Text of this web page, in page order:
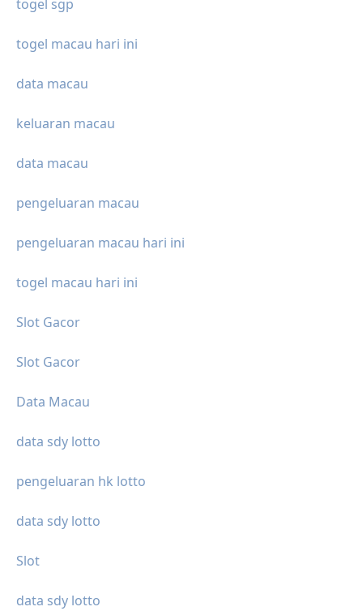
togel sgp
togel macau hari ini
data macau
keluaran macau
data macau
pengeluaran macau
pengeluaran macau hari ini
togel macau hari ini
Slot Gacor
Slot Gacor
Data Macau
data sdy lotto
pengeluaran hk lotto
data sdy lotto
Slot
data sdy lotto